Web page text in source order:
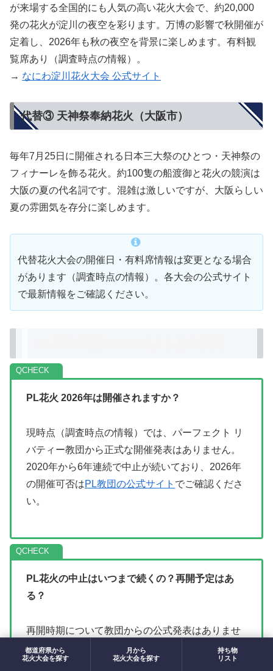
が来場する全国的にも人気の高い花火大会で、約20,000
発の花火が淀川の夜空を彩ります。万博の影響で秋開催が
定着し、2026年も秋の夜空を背景に楽しめます。有料観
覧席あり（調査時点の情報）。
→ なにわ淀川花火大会 公式サイト
代替③ 天神祭奉納花火（大阪市）
毎年7月25日に開催される日本三大祭のひとつ・天神祭の
フィナーレを飾る花火。約100隻の船渡御と花火の競演は
大阪の夏の代名詞です。混雑は激しいですが、大阪らしい
夏の雰囲気を存分に楽しめます。
代替花火大会の開催日・有料席情報は変更となる場合
があります（調査時点の情報）。各大会の公式サイト
で最新情報をご確認ください。
Q
PL花火 2026年は開催されますか？
現時点（調査時点の情報）では、パーフェクト リ
バティー教団から正式な開催発表はありません。
2020年から6年連続で中止が続いており、2026年
の開催可否はPL教団の公式サイト でご確認くださ
い。
Q
PL花火の中止はいつまで続くの？再開予定はあ
る？
再開時期について教団からの公式発表はありませ
ん。ただし公式サイトには今も8月1日の教祖祭と
PL花火芸術の記載が残っているため、完全廃止で
都道府県から
花火大会を探す
月から
花火大会を探す
持ち物
リスト